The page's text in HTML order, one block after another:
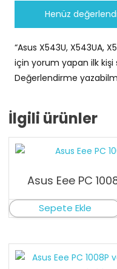
Henüz
“Asus X543U, X543UA,
için yorum yapan ilk kişi
Değerlendirme
İlgili ürünler
Asus Eee PC
Sepete Ekle